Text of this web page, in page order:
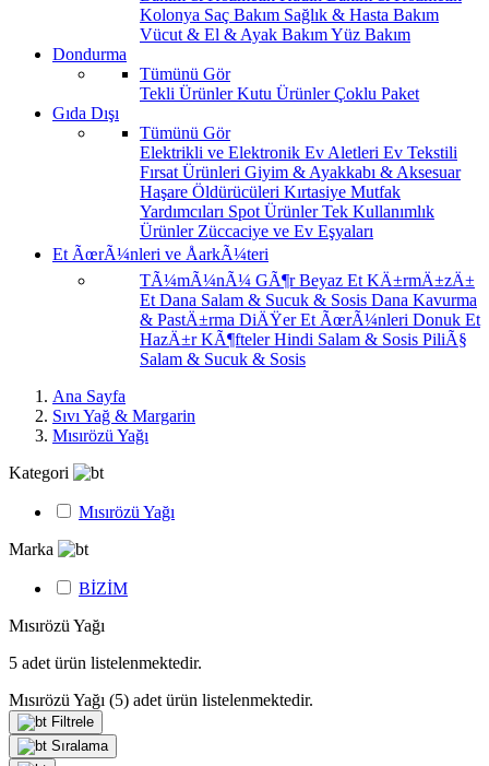
Kolonya Saç Bakım Sağlık & Hasta Bakım
Vücut & El & Ayak BakımYüz Bakım
Dondurma
Tümünü Gör
Tekli ÜrünlerKutu ÜrünlerÇoklu Paket
Gıda Dışı
Tümünü Gör
Elektrikli ve Elektronik Ev Aletleri Ev Tekstili
Fırsat Ürünleri Giyim & Ayakkabı & Aksesuar
Haşare Öldürücüleri Kırtasiye Mutfak
Yardımcıları Spot ÜrünlerTek Kullanımlık
Ürünler Züccaciye ve Ev Eşyaları
Et ÃœrÃ¼nleri ve ÅarkÃ¼teri
TÃ¼mÃ¼nÃ¼ GÃ¶rBeyaz Et KÄ±rmÄ±zÄ±
Et Dana Salam & Sucuk & Sosis Dana Kavurma
& PastÄ±rma DiÄŸer Et ÃœrÃ¼nleri Donuk Et
HazÄ±r KÃ¶ftelerHindi Salam & Sosis PiliÃ§
Salam & Sucuk & Sosis
Ana Sayfa
Sıvı Yağ & Margarin
Mısırözü Yağı
Kategori
Mısırözü Yağı
Marka
BİZİM
Mısırözü Yağı
5 adet ürün listelenmektedir.
Mısırözü Yağı (5) adet ürün listelenmektedir.
Filtrele
Sıralama